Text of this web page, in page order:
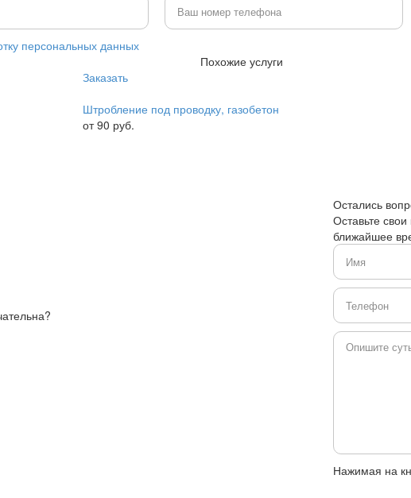
персональных данных
Похожие услуги
Заказать
Штробление под проводку, газобетон
от 90 руб.
Остались
Оставьте
ближайшее
Нажимая на